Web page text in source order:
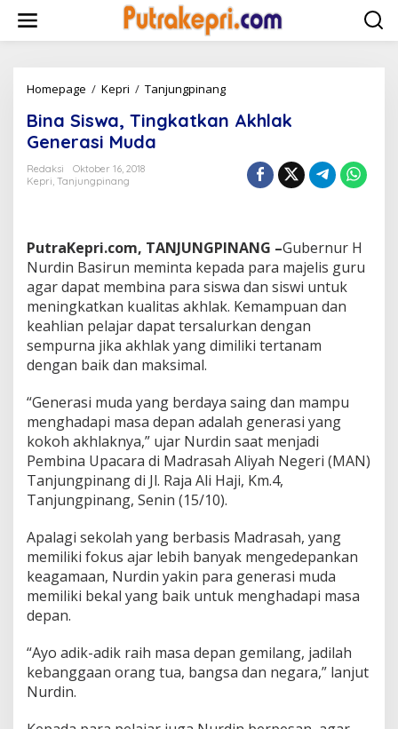
w
Homepage / Kepri / Tanjungpinang
n
T
i
n
g
k
a
t
A
k
h
l
k
G
n
e
a
s
u
a
Bina Siswa, Tingkatkan Akhlak
Generasi Muda
Redaksi
Oktober 16, 2018
Kepri, Tanjungpinang
PutraKepri.com, TANJUNGPINANG –Gubernur H
Nurdin Basirun meminta kepada para majelis guru
agar dapat membina para siswa dan siswi untuk
meningkatkan kualitas akhlak. Kemampuan dan
keahlian pelajar dapat tersalurkan dengan
sempurna jika akhlak yang dimiliki tertanam
dengan baik dan maksimal.
“Generasi muda yang berdaya saing dan mampu
menghadapi masa depan adalah generasi yang
kokoh akhlaknya,” ujar Nurdin saat menjadi
Pembina Upacara di Madrasah Aliyah Negeri (MAN)
Tanjungpinang di Jl. Raja Ali Haji, Km.4,
Tanjungpinang, Senin (15/10).
Apalagi sekolah yang berbasis Madrasah, yang
memiliki fokus ajar lebih banyak mengedepankan
keagamaan, Nurdin yakin para generasi muda
memiliki bekal yang baik untuk menghadapi masa
depan.
“Ayo adik-adik raih masa depan gemilang, jadilah
kebanggaan orang tua, bangsa dan negara,” lanjut
Nurdin.